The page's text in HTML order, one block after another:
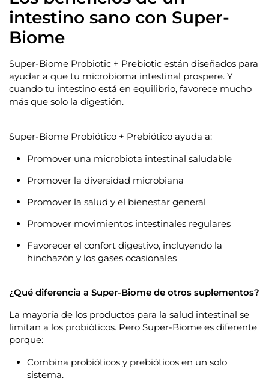
intestino sano con Super-
Biome
Super-Biome Probiotic + Prebiotic están diseñados para
ayudar a que tu microbioma intestinal prospere. Y
cuando tu intestino está en equilibrio, favorece mucho
más que solo la digestión.
Super-Biome Probiótico + Prebiótico ayuda a:
Promover una microbiota intestinal saludable
Promover la diversidad microbiana
Promover la salud y el bienestar general
Promover movimientos intestinales regulares
Favorecer el confort digestivo, incluyendo la
hinchazón y los gases ocasionales
¿Qué diferencia a Super-Biome de otros suplementos?
La mayoría de los productos para la salud intestinal se
limitan a los probióticos. Pero Super-Biome es diferente
porque:
Combina probióticos y prebióticos en un solo
sistema.